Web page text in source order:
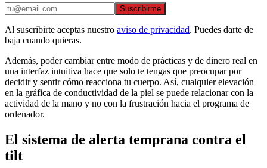
Suscribirme
Al suscribirte aceptas nuestro aviso de privacidad. Puedes darte de
baja cuando quieras.
Además, poder cambiar entre modo de prácticas y de dinero real en
una interfaz intuitiva hace que solo te tengas que preocupar por
decidir y sentir cómo reacciona tu cuerpo. Así, cualquier elevación
en la gráfica de conductividad de la piel se puede relacionar con la
actividad de la mano y no con la frustración hacia el programa de
ordenador.
El sistema de alerta temprana contra el
tilt